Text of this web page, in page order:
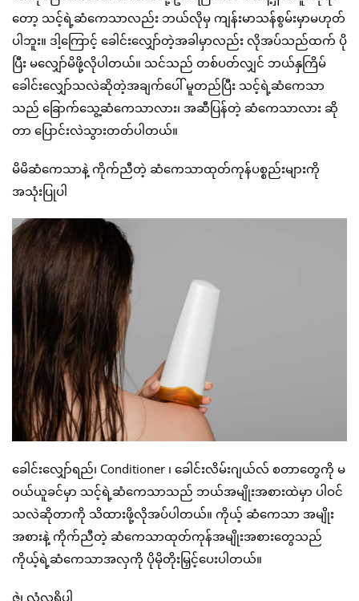
တော့ သင့်ရဲ့ဆံကေသာလည်း ဘယ်လိုမှ ကျန်းမာသန်စွမ်းမှာမဟုတ်
ပါဘူး။ ဒါ့ကြောင့် ခေါင်းလျှော်တဲ့အခါမှာလည်း လိုအပ်သည်ထက် ပို
ပြီး မလျှော်မိဖို့လိုပါတယ်။ သင်သည် တစ်ပတ်လျှင် ဘယ်နှကြိမ်
ခေါင်းလျှော်သလဲဆိုတဲ့အချက်ပေါ် မူတည်ပြီး သင့်ရဲ့ဆံကေသာ
သည် ခြောက်သွေ့ဆံကေသာလား၊ အဆီပြန်တဲ့ ဆံကေသာလား ဆို
တာ ပြောင်းလဲသွားတတ်ပါတယ်။
မိမိဆံကေသာနဲ့ ကိုက်ညီတဲ့ ဆံကေသာထုတ်ကုန်ပစ္စည်းများကို
အသုံးပြုပါ
ခေါင်းလျှော်ရည်၊ Conditioner ၊ ခေါင်းလိမ်းဂျယ်လ် စတာတွေကို မ
ဝယ်ယူခင်မှာ သင့်ရဲ့ဆံကေသာသည် ဘယ်အမျိုးအစားထဲမှာ ပါဝင်
သလဲဆိုတာကို သိထားဖို့လိုအပ်ပါတယ်။ ကိုယ့် ဆံကေသာ အမျိုး
အစားနဲ့ ကိုက်ညီတဲ့ ဆံကေသာထုတ်ကုန်အမျိုးအစားတွေသည်
ကိုယ့်ရဲ့ဆံကေသာအလှကို ပိုမိုတိုးမြှင့်ပေးပါတယ်။
ဇွဲ၊ လုံ့လရှိပါ